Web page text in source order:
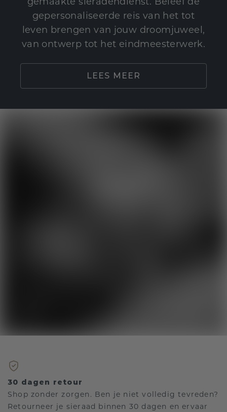
gepersonaliseerde reis van het tot
leven brengen van jouw droomjuweel,
van ontwerp tot het eindmeesterwerk.
LEES MEER
30 dagen retour
Shop zonder zorgen. Ben je niet volledig tevreden?
Retourneer je sieraad binnen 30 dagen en ervaar